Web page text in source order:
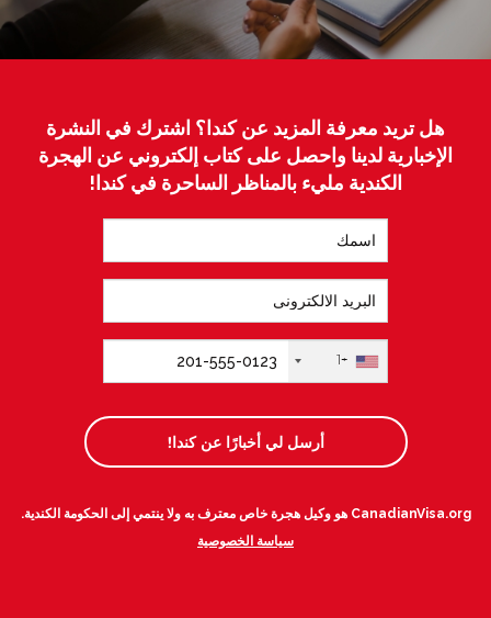
هل تريد معرفة المزيد عن كندا؟ اشترك في النشرة
الإخبارية لدينا واحصل على كتاب إلكتروني عن الهجرة
الكندية مليء بالمناظر الساحرة في كندا!
+1
أرسل لي أخبارًا عن كندا!
CanadianVisa.org هو وكيل هجرة خاص معترف به ولا ينتمي إلى الحكومة الكندية.
سياسة الخصوصية